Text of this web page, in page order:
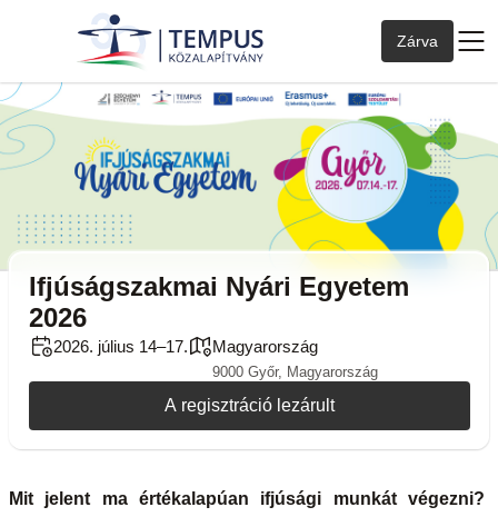
Zárva
Ifjúságszakmai Nyári Egyetem
2026
2026. július 14–17. Magyarország
9000 Győr, Magyarország
A regisztráció lezárult
Mit jelent ma értékalapúan ifjúsági munkát végezni?